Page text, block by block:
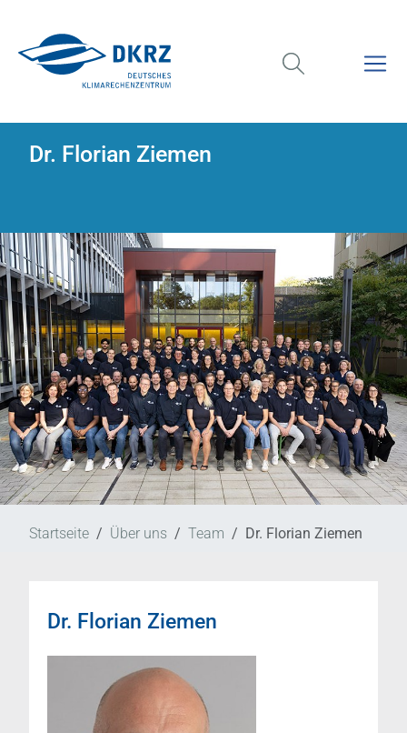
Dr. Florian Ziemen
Startseite Über uns Team Dr. Florian Ziemen
Dr. Florian Ziemen